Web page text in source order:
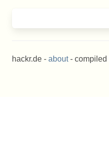
hackr.de - about- compiled